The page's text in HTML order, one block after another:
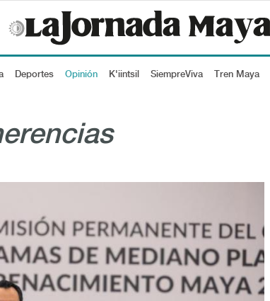
Deportes Opinión K'iintsil SiempreViva Tren Maya